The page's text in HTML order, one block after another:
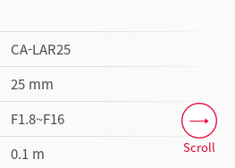
CA-LAR25
25 mm
F1.8~F16
0.1 m
Scroll